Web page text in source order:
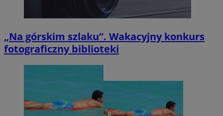
„Na górskim szlaku”. Wakacyjny konkurs
fotograficzny biblioteki